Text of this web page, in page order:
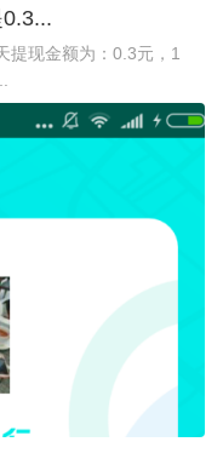
提现金额为：0.3元，1